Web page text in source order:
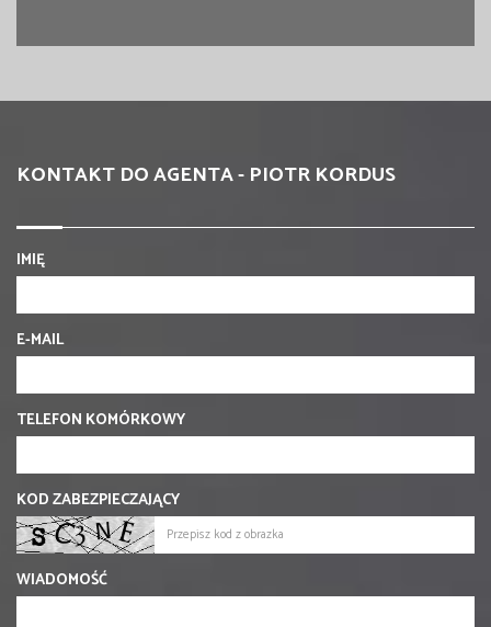
KONTAKT DO AGENTA - PIOTR KORDUS
IMIĘ
E-MAIL
TELEFON KOMÓRKOWY
KOD ZABEZPIECZAJĄCY
WIADOMOŚĆ